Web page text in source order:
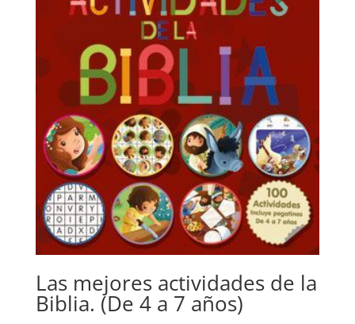
Las mejores actividades de la
Biblia. (De 4 a 7 años)